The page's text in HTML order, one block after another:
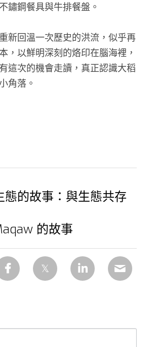
鏽鋼餐具與牛排餐盤。
新回溫一次歷史的洪流，似乎再
，以鮮明深刻的烙印在腦海裡，
這次的機會走讀，真正認識大稻
角落。
態的故事：與生態共存
的故事